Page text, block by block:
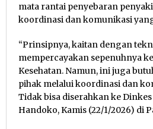
mata rantai penyebaran
koordinasi dan komunikasi
“Prinsipnya, kaitan dengan
mempercayakan sepenuhnya
Kesehatan. Namun, ini juga
pihak melalui koordinasi dan
Tidak bisa diserahkan ke
Handoko, Kamis (22/1/2026) di